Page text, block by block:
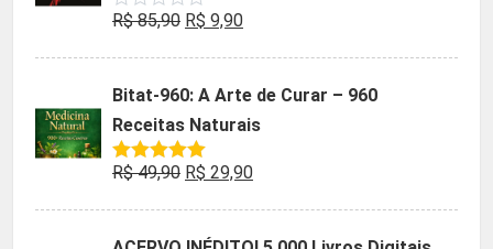
Avaliação
de
R$85,90 O
era:
R$ 85,90.
R$ 9,90O
é:
R$ 9,90.
Bitat-960: A Arte de Curar – 960
Receitas Naturais
Avaliação
R$49,90 O
R$ 29,90O